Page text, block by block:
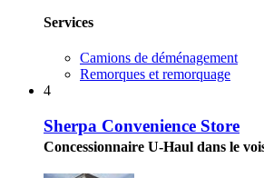
Services
Camions de déménagement
Remorques et remorquage
4
Sherpa Convenience Store
Concessionnaire U-Haul dans le